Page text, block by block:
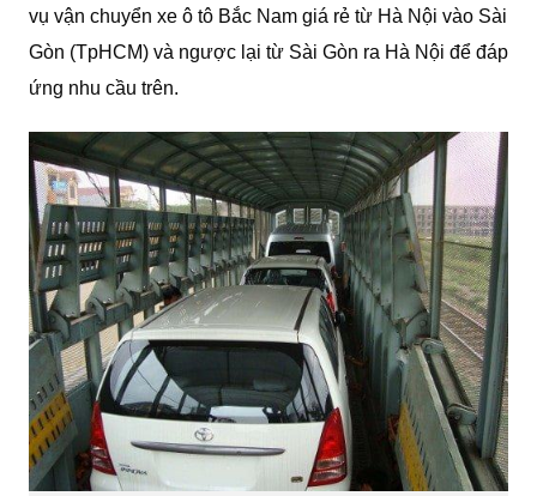
vụ vận chuyển xe ô tô Bắc Nam giá rẻ từ Hà Nội vào Sài
Gòn (TpHCM) và ngược lại từ Sài Gòn ra Hà Nội để đáp
ứng nhu cầu trên.